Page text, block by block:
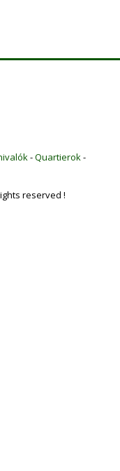
-Quartierok -
reserved !